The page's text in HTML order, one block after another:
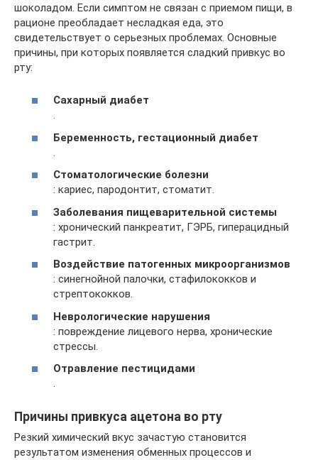
шоколадом. Если симптом не связан с приемом пищи, в
рационе преобладает несладкая еда, это
свидетельствует о серьезных проблемах. Основные
причины, при которых появляется сладкий привкус во
рту:
Сахарный диабет
.
Беременность, гестационный диабет
.
Стоматологические болезни
: кариес, пародонтит, стоматит.
Заболевания пищеварительной системы
: хронический панкреатит, ГЭРБ, гиперацидный
гастрит.
Воздействие патогенных микроорганизмов
: синегнойной палочки, стафилококков и
стрептококков.
Неврологические нарушения
: повреждение лицевого нерва, хронические
стрессы.
Отравление пестицидами
.
Причины привкуса ацетона во рту
Резкий химический вкус зачастую становится
результатом изменения обменных процессов и